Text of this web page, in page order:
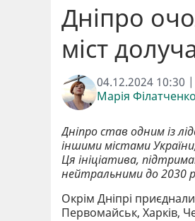
Дніпро
міст
04.12.2024 10:30 |
Марія
Дніпро став одним із
іншими містами
Ця ініціатива,
нейтральними до 2030
Окрім Дніпрі
Первомайськ, Харків,